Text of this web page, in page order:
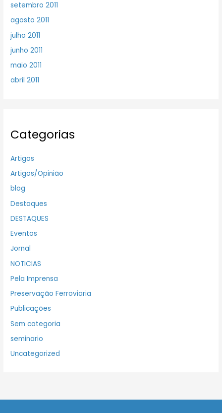
setembro 2011
agosto 2011
julho 2011
junho 2011
maio 2011
abril 2011
Categorias
Artigos
Artigos/Opinião
blog
Destaques
DESTAQUES
Eventos
Jornal
NOTICIAS
Pela Imprensa
Preservação Ferroviaria
Publicações
Sem categoria
seminario
Uncategorized